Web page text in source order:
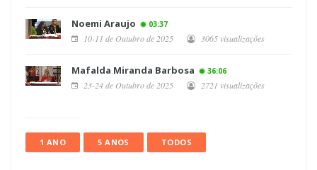
Noemi Araujo 03:37
10-11 de Outubro de 2025 3065 visualizações
Mafalda Miranda Barbosa 36:06
23-24 de Outubro de 2025 2721 visualizações
1 ANO 5 ANOS TODOS